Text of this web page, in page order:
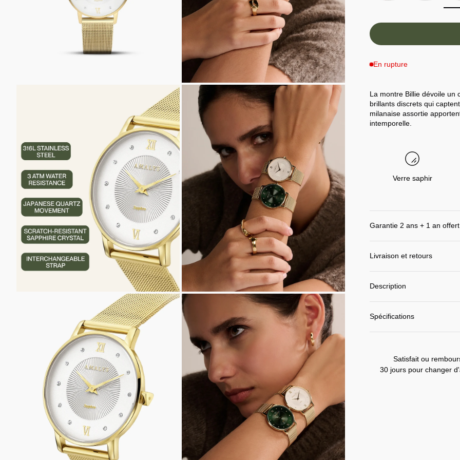
ZOOMER
L'IMAGE
ZOOMER
En rupture
La montre Billie dévoile un
brillants discrets qui
milanaise assortie
intemporelle.
Verre saphir
Garantie 2 ans + 1 an offert
Livraison et retours
Description
Spécifications
Satisfait ou
30 jours pour changer